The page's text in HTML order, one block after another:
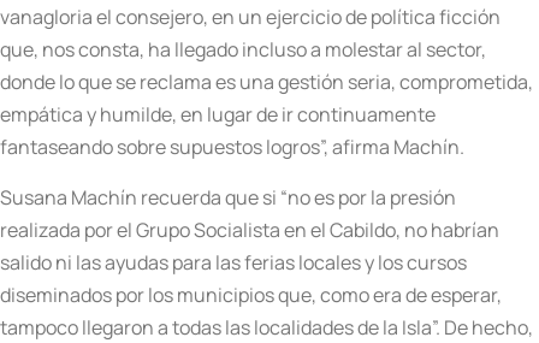
vanagloria el consejero, en un ejercicio de política ficción
que, nos consta, ha llegado incluso a molestar al sector,
donde lo que se reclama es una gestión seria, comprometida,
empática y humilde, en lugar de ir continuamente
fantaseando sobre supuestos logros”, afirma Machín.
Susana Machín recuerda que si “no es por la presión
realizada por el Grupo Socialista en el Cabildo, no habrían
salido ni las ayudas para las ferias locales y los cursos
diseminados por los municipios que, como era de esperar,
tampoco llegaron a todas las localidades de la Isla”. De hecho,